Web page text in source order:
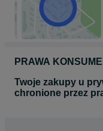
PRAWA
Twoje zakupy u
chronione przez